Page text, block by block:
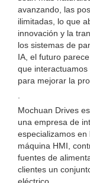
avanzando, las
ilimitadas, lo que
innovación y la
los sistemas de
IA, el futuro
que
para mejorar la
Mochuan Drives
una empresa de
especializamos
máquina HMI,
fuentes de
clientes un